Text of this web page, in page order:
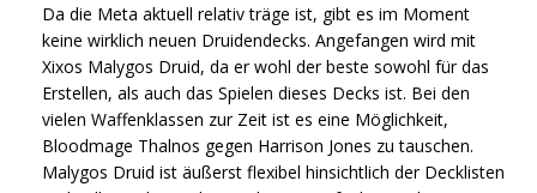
Da die Meta aktuell relativ träge ist, gibt es im Moment
keine wirklich neuen Druidendecks. Angefangen wird mit
Xixos Malygos Druid, da er wohl der beste sowohl für das
Erstellen, als auch das Spielen dieses Decks ist. Bei den
vielen Waffenklassen zur Zeit ist es eine Möglichkeit,
Bloodmage Thalnos gegen Harrison Jones zu tauschen.
Malygos Druid ist äußerst flexibel hinsichtlich der Decklisten